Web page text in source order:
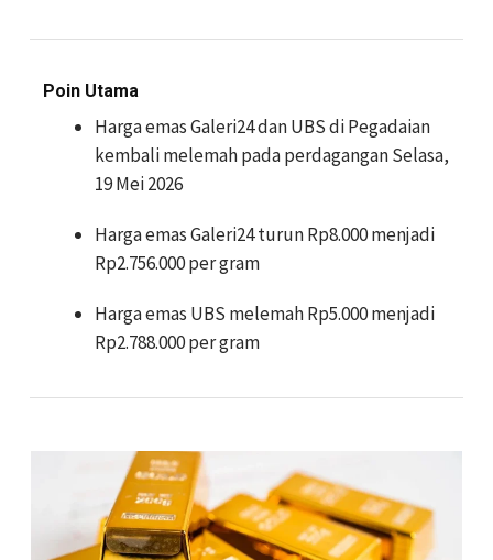
Poin Utama
Harga emas Galeri24 dan UBS di Pegadaian
kembali melemah pada perdagangan Selasa,
19 Mei 2026
Harga emas Galeri24 turun Rp8.000 menjadi
Rp2.756.000 per gram
Harga emas UBS melemah Rp5.000 menjadi
Rp2.788.000 per gram